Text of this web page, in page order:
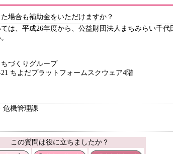
場合も補助金をいただけますか？
は、平成26年度から、公益財団法人まちみらい千代
づくりグループ
ちよだプラットフォームスクウェア4階
危機管理課
この質問は役に立ちましたか？